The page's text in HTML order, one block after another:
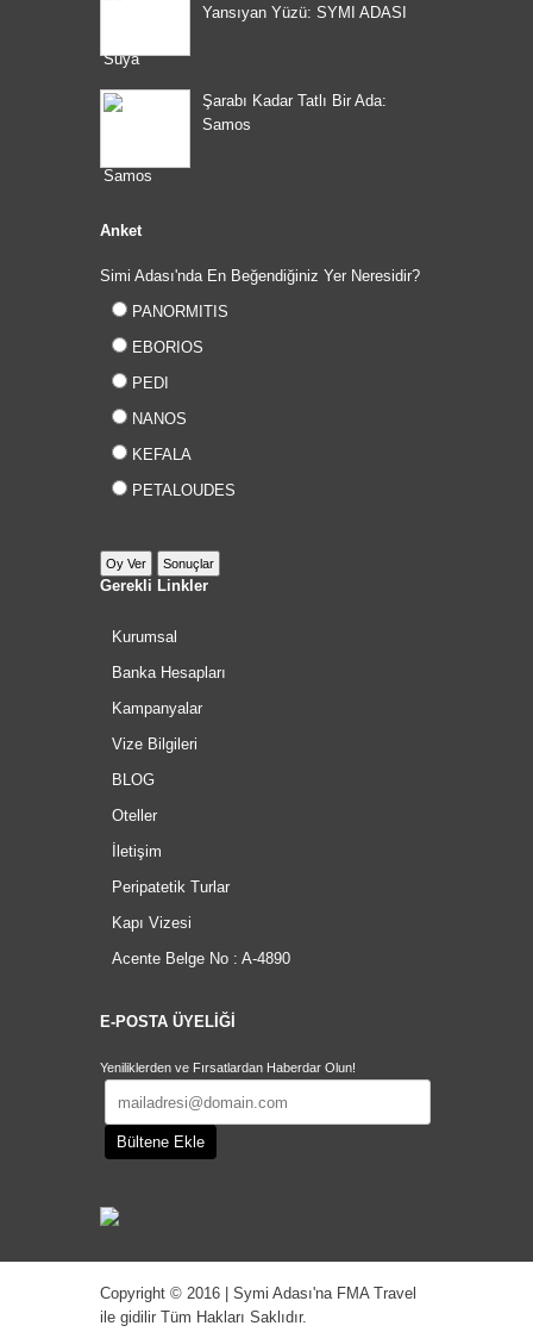
Yansıyan Yüzü: SYMI ADASI
Şarabı Kadar Tatlı Bir Ada:
Samos
Anket
Simi Adası'nda En Beğendiğiniz Yer Neresidir?
PANORMITIS
EBORIOS
PEDI
NANOS
KEFALA
PETALOUDES
Gerekli Linkler
Kurumsal
Banka Hesapları
Kampanyalar
Vize Bilgileri
BLOG
Oteller
İletişim
Peripatetik Turlar
Kapı Vizesi
Acente Belge No : A-4890
E-POSTA ÜYELİĞİ
Yeniliklerden ve Fırsatlardan Haberdar Olun!
Copyright © 2016 | Symi Adası'na FMA Travel
ile gidilir Tüm Hakları Saklıdır.